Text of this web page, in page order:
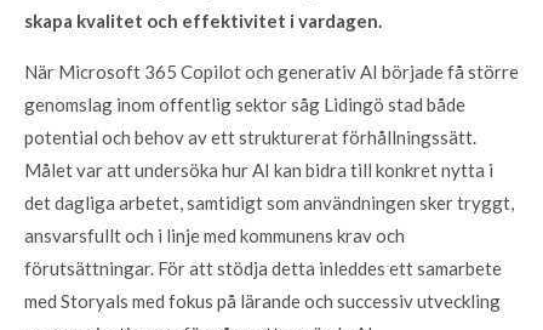
skapa kvalitet och effektivitet i vardagen.
När Microsoft 365 Copilot och generativ AI började få större
genomslag inom offentlig sektor såg Lidingö stad både
potential och behov av ett strukturerat förhållningssätt.
Målet var att undersöka hur AI kan bidra till konkret nytta i
det dagliga arbetet, samtidigt som användningen sker tryggt,
ansvarsfullt och i linje med kommunens krav och
förutsättningar. För att stödja detta inleddes ett samarbete
med Storyals med fokus på lärande och successiv utveckling